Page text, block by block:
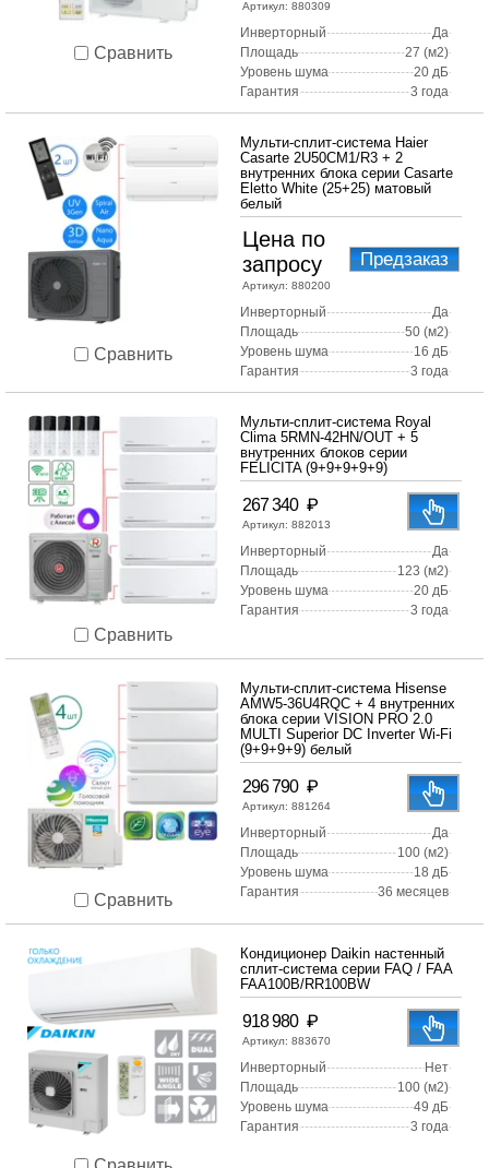
Сравнить
Артикул: 880309
Инверторный
Да
Площадь
27 (м2)
Уровень шума
20 дБ
Гарантия
3 года
Сравнить
Мульти-сплит-система Haier
Casarte 2U50CM1/R3 + 2
внутренних блока серии Casarte
Eletto White (25+25) матовый
белый
Цена по
запросу
Артикул: 880200
Предзаказ
Инверторный
Да
Площадь
50 (м2)
Уровень шума
16 дБ
Гарантия
3 года
Сравнить
Мульти-сплит-система Royal
Clima 5RMN-42HN/OUT + 5
внутренних блоков серии
FELICITA (9+9+9+9+9)
267 340 ₽
Артикул: 882013
Инверторный
Да
Площадь
123 (м2)
Уровень шума
20 дБ
Гарантия
3 года
Сравнить
Мульти-сплит-система Hisense
AMW5-36U4RQC + 4 внутренних
блока серии VISION PRO 2.0
MULTI Superior DC Inverter Wi-Fi
(9+9+9+9) белый
296 790 ₽
Артикул: 881264
Инверторный
Да
Площадь
100 (м2)
Уровень шума
18 дБ
Гарантия
36 месяцев
Кондиционер Daikin настенный
сплит-система серии FAQ / FAA
FAA100B/RR100BW
918 980 ₽
Артикул: 883670
Инверторный
Нет
Площадь
100 (м2)
Уровень шума
49 дБ
Гарантия
3 года